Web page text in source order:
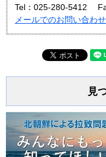
Tel：025-280-5412
メールでのお問い合わ
見